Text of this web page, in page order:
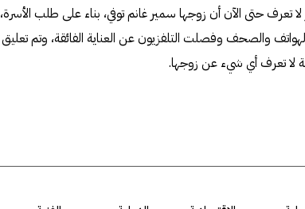
تعرف حتى الآن أن زوجها سمير غانم توفي، بناء على طلب الأسرة،
والصحف وفصلت التلفزيون عن العناية الفائقة، وتم تعليق
لا تعرف أي شيء عن زوجها.